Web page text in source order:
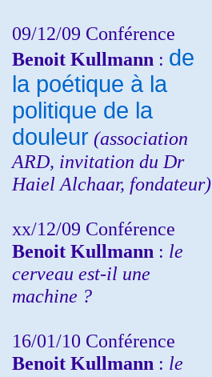
09/12/09 Conférence
Benoit Kullmann : de
la poétique à la
politique de la
douleur (association
ARD, invitation du Dr
Haiel Alchaar, fondateur)
xx/12/09 Conférence
Benoit Kullmann : le
cerveau est-il une
machine ?
16/01/10 Conférence
Benoit Kullmann : le